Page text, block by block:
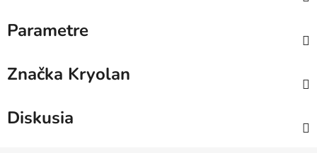
Parametre
Značka Kryolan
Diskusia